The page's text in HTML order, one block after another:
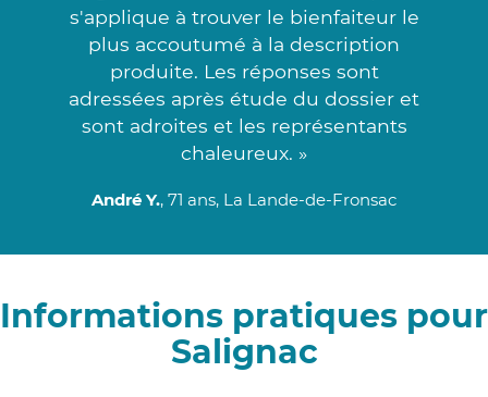
s'applique à trouver le bienfaiteur le
plus accoutumé à la description
produite. Les réponses sont
adressées après étude du dossier et
sont adroites et les représentants
chaleureux. »
André Y., 71 ans, La Lande-de-Fronsac
Informations pratiques pour
Salignac